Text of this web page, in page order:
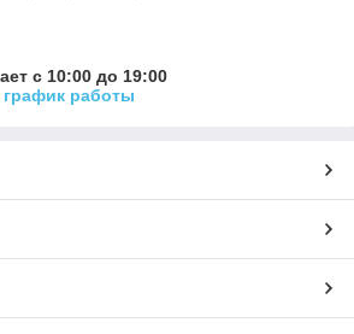
с 10:00 до 19:00
график работы